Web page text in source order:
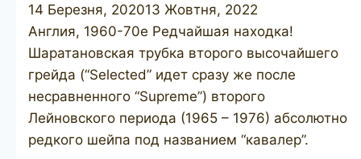
14 Березня, 202013 Жовтня, 2022
Англия, 1960-70е Редчайшая находка!
Шаратановская трубка второго высочайшего
грейда (“Selected” идет сразу же после
несравненного “Supreme”) второго
Лейновского периода (1965 – 1976) абсолютно
редкого шейпа под названием “кавалер”.